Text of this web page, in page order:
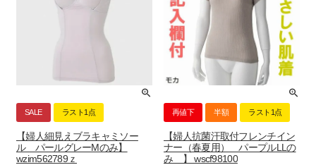
SALE ラスト1点
【婦人細見えブラキャミソー
ル パールグレーMのみ】
wzim562789ｚ
再値下 半額 ラスト1点
【婦人抗菌汗取付フレンチイン
ナー（春夏用） パープルLLの
み 】 wscf98100